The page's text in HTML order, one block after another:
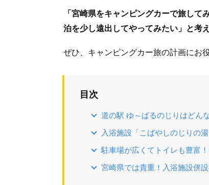
「宮崎県をキャンピングカーで旅し
泊を少し遠出してやってみたい」と考
ぜひ、キャンピングカー旅の計画にお
目次
道の駅 ゆ～ぱるのじりはどん
入浴施設「こばやしのじりの
駐車場が広くてトイレも豊富
宮崎県では貴重！入浴施設併